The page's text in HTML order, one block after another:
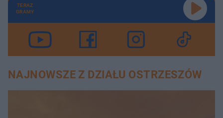
TERAZ
GRAMY
NAJNOWSZE Z DZIAŁU OSTRZESZÓW